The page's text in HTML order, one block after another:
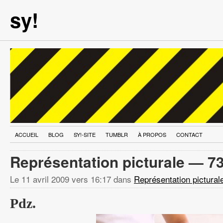
sy!
ACCUEIL BLOG SY!-SITE TUMBLR À PROPOS CONTACT
Représentation picturale —
Le 11 avril 2009 vers 16:17 dans Représentation
Pdz.